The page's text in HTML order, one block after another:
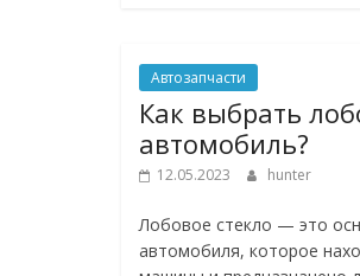
Автозапчасти
Как выбрать
автомобиль?
12.05.2023 hunter
Лобовое стекло — это
автомобиля, которое